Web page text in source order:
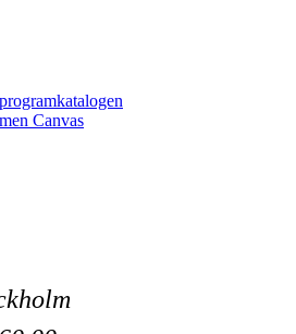
Canvas